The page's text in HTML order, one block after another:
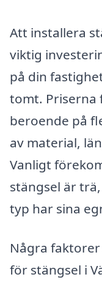
Att installera
viktig
på din
tomt. Priserna
beroende på
av material,
Vanligt
stängsel är
typ har sina
Några
för stängsel i